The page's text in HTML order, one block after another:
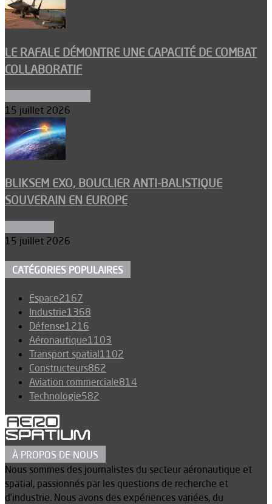
LE RAFALE DÉMONTRE UNE CAPACITÉ DE COMBAT
COLLABORATIF
15 juillet 2026
BLIKSEM EXO, BOUCLIER ANTI-BALISTIQUE
SOUVERAIN EN EUROPE
15 juillet 2026
CATÉGORIES POPULAIRES
Espace2167
Industrie1368
Défense1216
Aéronautique1103
Transport spatial1102
Constructeurs862
Aviation commerciale814
Technologie582
À PROPOS DE NOUS
Nous sommes des journalistes du secteur aéronautique et
spatial, passionnés par les questions de recherche et
d’industrie. Nous avons des expériences variées, du